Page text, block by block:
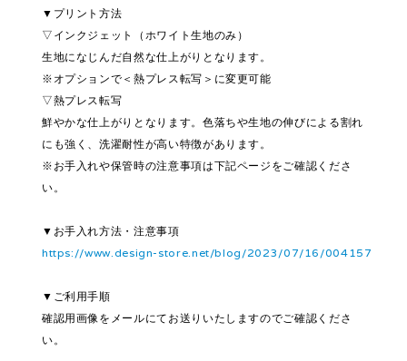
▼プリント方法
▽インクジェット（ホワイト生地のみ）
生地になじんだ自然な仕上がりとなります。
※オプションで＜熱プレス転写＞に変更可能
▽熱プレス転写
鮮やかな仕上がりとなります。色落ちや生地の伸びによる割れ
にも強く、洗濯耐性が高い特徴があります。
※お手入れや保管時の注意事項は下記ページをご確認くださ
い。
▼お手入れ方法・注意事項
https://www.design-store.net/blog/2023/07/16/004157
▼ご利用手順
確認用画像をメールにてお送りいたしますのでご確認くださ
い。